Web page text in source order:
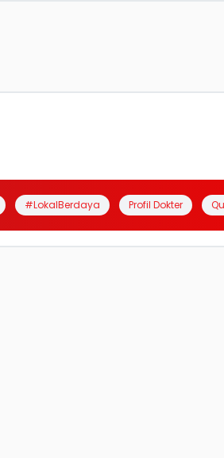
#LokalBerdaya Profil Dokter